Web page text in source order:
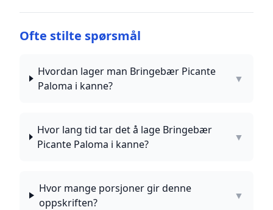
Ofte stilte spørsmål
Hvordan lager man Bringebær Picante
Paloma i kanne?
▼
Hvor lang tid tar det å lage Bringebær
Picante Paloma i kanne?
▼
Hvor mange porsjoner gir denne
oppskriften?
▼